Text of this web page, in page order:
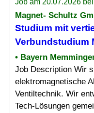
Job am 20.07.2026
Magnet- Schultz
Studium mit
Verbundstudium
• Bayern
Job Description Wir
elektromagnetische
Ventiltechnik. Wir
Tech-Lösungen